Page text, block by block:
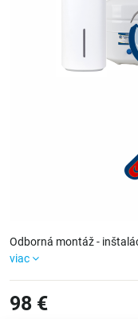
Odborná montáž -
viac
98 €